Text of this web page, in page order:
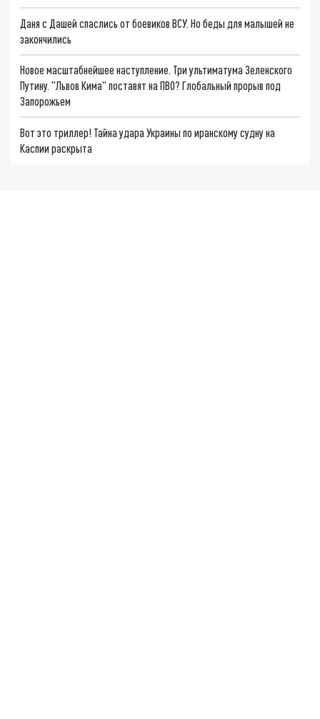
Даня с Дашей спаслись от боевиков ВСУ. Но беды для малышей не
закончились
Новое масштабнейшее наступление. Три ультиматума Зеленского
Путину. "Львов Кима" поставят на ПВО? Глобальный прорыв под
Запорожьем
Вот это триллер! Тайна удара Украины по иранскому судну на
Каспии раскрыта